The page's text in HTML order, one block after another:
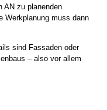
AN zu planenden
Werkplanung muss dann
sind Fassaden oder
– also vor allem